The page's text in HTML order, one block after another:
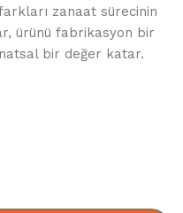
zanaat sürecinin
ürünü fabrikasyon bir
bir değer katar.